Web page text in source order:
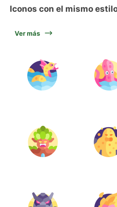
Iconos con el mismo
Ver más